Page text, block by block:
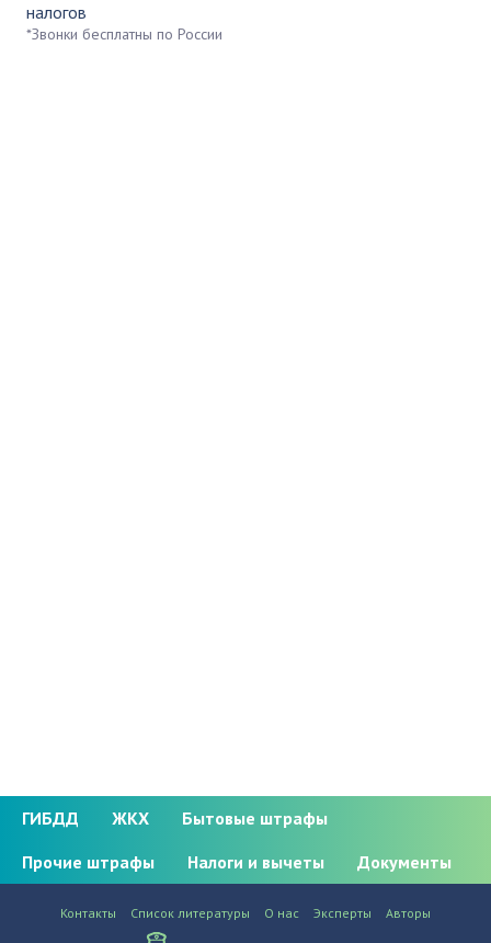
налогов
*Звонки бесплатны по России
ГИБДД ЖКХ
Бытовые штрафы
Прочие штрафы
Налоги и вычеты Документы
Контакты Список литературы О нас Эксперты Авторы